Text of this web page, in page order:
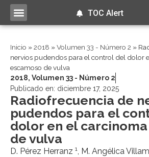
TOC Alert
Inicio »2018 »Volumen 33 - Número 2 »
nervios pudendos para el control del dolor
escamoso de vulva
2018, Volumen 33 - Número 2
Publicado en: diciembre 17, 2025
Radiofrecuencia de
pudendos para el
dolor en el
de vulva
D. Pérez Herranz 1, M. Angélica